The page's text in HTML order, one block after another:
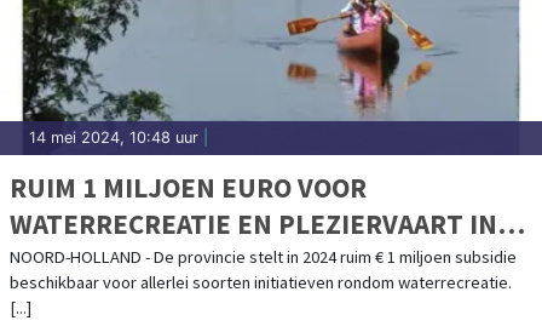
14 mei 2024, 10:48 uur
RUIM 1 MILJOEN EURO VOOR
WATERRECREATIE EN PLEZIERVAART IN
NOORD-HOLLAND
NOORD-HOLLAND - De provincie stelt in 2024 ruim € 1 miljoen subsidie
beschikbaar voor allerlei soorten initiatieven rondom waterrecreatie.
[...]